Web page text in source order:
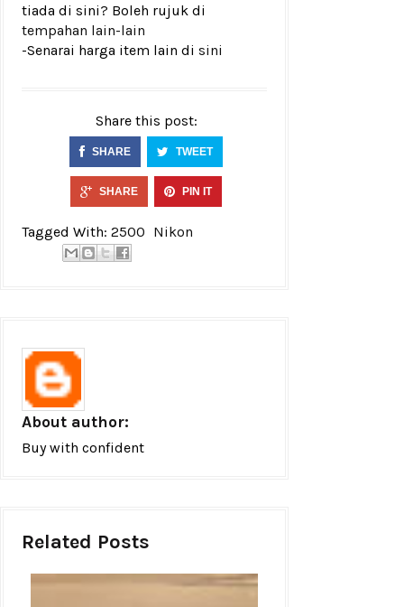
tiada di sini? Boleh rujuk di
tempahan lain-lain
-Senarai harga item lain di sini
Share this post:
SHARE TWEET
SHARE PIN IT
Tagged With: 2500 Nikon
About author:
Buy with confident
Related Posts